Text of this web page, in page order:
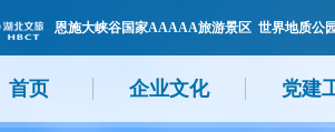
恩施大峡谷国家AAAAA旅游景区 世界地质公
首页 企业文化 党建